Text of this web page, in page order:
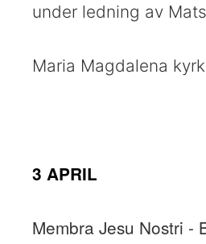
under ledning av
Maria Magdalena
3 APRIL
Membra Jesu Nostri -